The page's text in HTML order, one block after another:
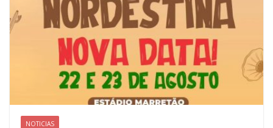
NOTICIAS